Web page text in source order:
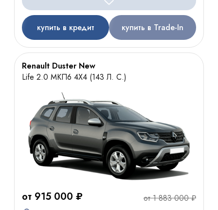
купить в кредит купить в Trade-In
Renault Duster New
Life 2.0 МКП6 4Х4 (143 Л. С.)
от 915 000 ₽
от 1 883 000 ₽